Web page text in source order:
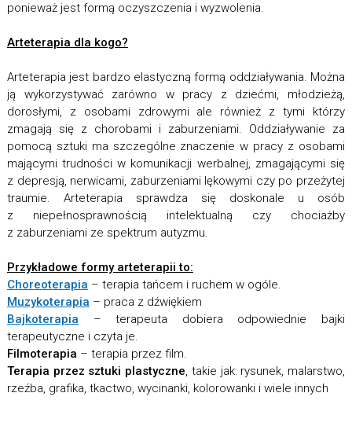
ponieważ jest formą oczyszczenia i wyzwolenia.
Arteterapia dla kogo?
Arteterapia jest bardzo elastyczną formą oddziaływania. Można
ją wykorzystywać zarówno w pracy z dziećmi, młodzieżą,
dorosłymi, z osobami zdrowymi ale również z tymi którzy
zmagają się z chorobami i zaburzeniami. Oddziaływanie za
pomocą sztuki ma szczególne znaczenie w pracy z osobami
mającymi trudności w komunikacji werbalnej, zmagającymi się
z depresją, nerwicami, zaburzeniami lękowymi czy po przeżytej
traumie. Arteterapia sprawdza się doskonale u osób
z niepełnosprawnością intelektualną czy chociażby
z zaburzeniami ze spektrum autyzmu.
Przykładowe formy arteterapii to:
Choreoterapia – terapia tańcem i ruchem w ogóle.
Muzykoterapia – praca z dźwiękiem
Bajkoterapia – terapeuta dobiera odpowiednie bajki
terapeutyczne i czyta je.
Filmoterapia – terapia przez film.
Terapia przez sztuki plastyczne, takie jak: rysunek, malarstwo,
rzeźba, grafika, tkactwo, wycinanki, kolorowanki i wiele innych